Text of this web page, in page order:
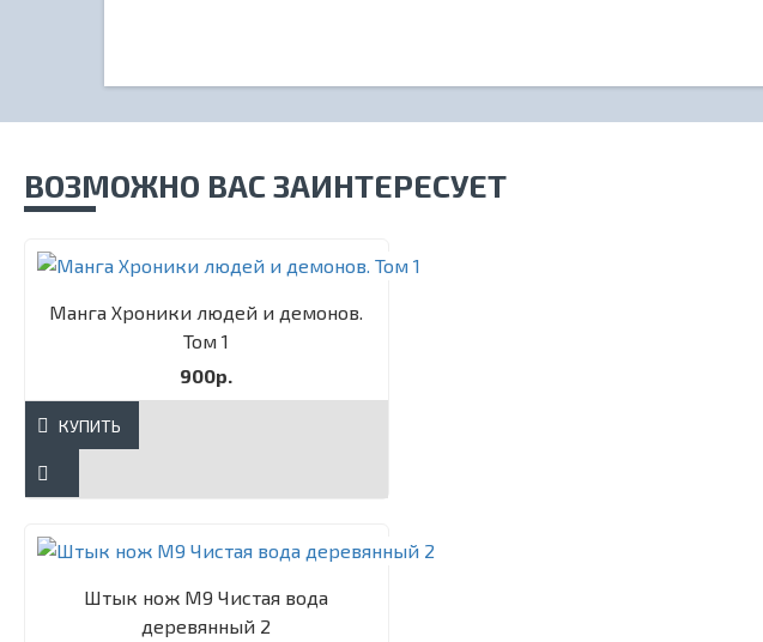
ВОЗМОЖНО ВАС ЗАИНТЕРЕСУЕТ
Манга Хроники людей и демонов.
Том 1
900р.
КУПИТЬ
Штык нож М9 Чистая вода
деревянный 2